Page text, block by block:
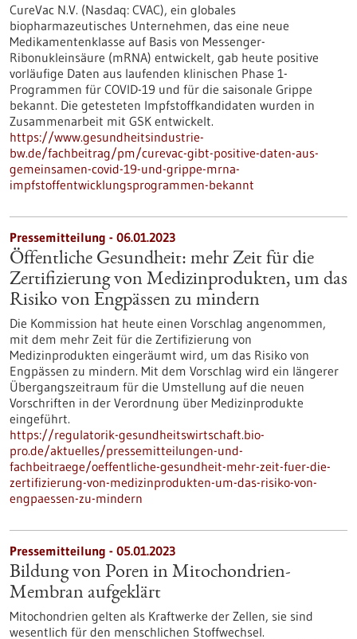
CureVac N.V. (Nasdaq: CVAC), ein globales
biopharmazeutisches Unternehmen, das eine neue
Medikamentenklasse auf Basis von Messenger-
Ribonukleinsäure (mRNA) entwickelt, gab heute positive
vorläufige Daten aus laufenden klinischen Phase 1-
Programmen für COVID-19 und für die saisonale Grippe
bekannt. Die getesteten Impfstoffkandidaten wurden in
Zusammenarbeit mit GSK entwickelt.
https://www.gesundheitsindustrie-
bw.de/fachbeitrag/pm/curevac-gibt-positive-daten-aus-
gemeinsamen-covid-19-und-grippe-mrna-
impfstoffentwicklungsprogrammen-bekannt
Pressemitteilung - 06.01.2023
Öffentliche Gesundheit: mehr Zeit für die
Zertifizierung von Medizinprodukten, um das
Risiko von Engpässen zu mindern
Die Kommission hat heute einen Vorschlag angenommen,
mit dem mehr Zeit für die Zertifizierung von
Medizinprodukten eingeräumt wird, um das Risiko von
Engpässen zu mindern. Mit dem Vorschlag wird ein längerer
Übergangszeitraum für die Umstellung auf die neuen
Vorschriften in der Verordnung über Medizinprodukte
eingeführt.
https://regulatorik-gesundheitswirtschaft.bio-
pro.de/aktuelles/pressemitteilungen-und-
fachbeitraege/oeffentliche-gesundheit-mehr-zeit-fuer-die-
zertifizierung-von-medizinprodukten-um-das-risiko-von-
engpaessen-zu-mindern
Pressemitteilung - 05.01.2023
Bildung von Poren in Mitochondrien-
Membran aufgeklärt
Mitochondrien gelten als Kraftwerke der Zellen, sie sind
wesentlich für den menschlichen Stoffwechsel.